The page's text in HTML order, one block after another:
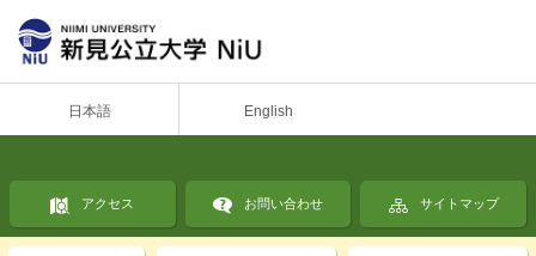
日本語 English
アクセス お問い合わせ サイトマップ